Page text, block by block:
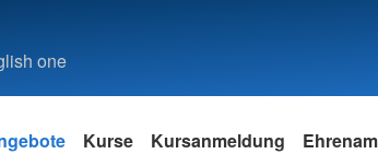
one
Kurse Kursanmeldung